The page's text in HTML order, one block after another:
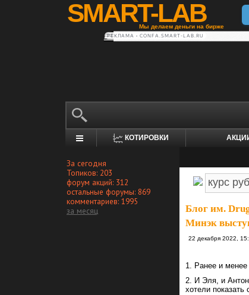
SMART-LAB
Мы делаем деньги на бирже
РЕКЛАМА • CONFA.SMART-LAB.RU
КОТИРОВКИ
За сегодня
Топиков: 203
форум акций: 312
остальные форумы: 869
комментариев: 1995
за месяц
Блог им.
Минэк
22 декабря 2022,
1. Ранее и менее
2. И Эля, и Антон
хотели